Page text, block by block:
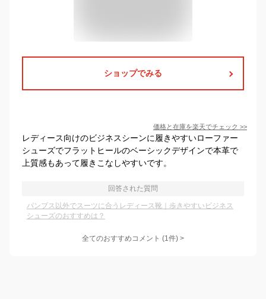
ショップでみる
価格と在庫を楽天でチェック >>
レディース向けのビジネスシーンに履きやすいローファー
シューズでフラットヒールのベーシックデザインで本革で
上質感もあって履きこなしやすいです。
回答された質問
パンプス以外でスーツに合うレディース靴｜歩きやすいビジネス
シューズのおすすめは？
全てのおすすめコメント (1件) >